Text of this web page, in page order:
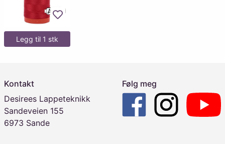
Legg til favoritter
Legg til 1 stk
Kontakt
Desirees Lappeteknikk
Sandeveien 155
6973 Sande
Følg meg